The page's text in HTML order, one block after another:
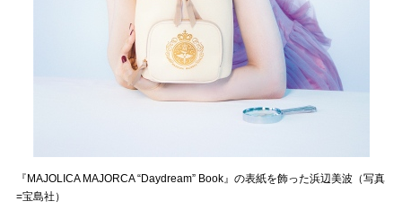
『MAJOLICA MAJORCA “Daydream” Book』の表紙を飾った浜辺美波（写真
=宝島社）